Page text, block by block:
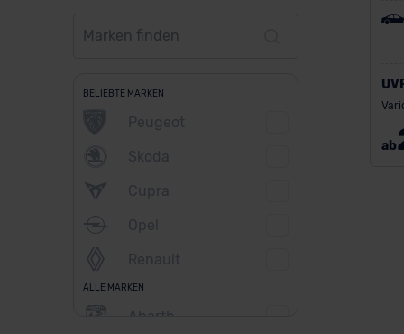
BELIEBTE MARKEN
Peugeot
Skoda
Cupra
Opel
Renault
ALLE MARKEN
Abarth
ab